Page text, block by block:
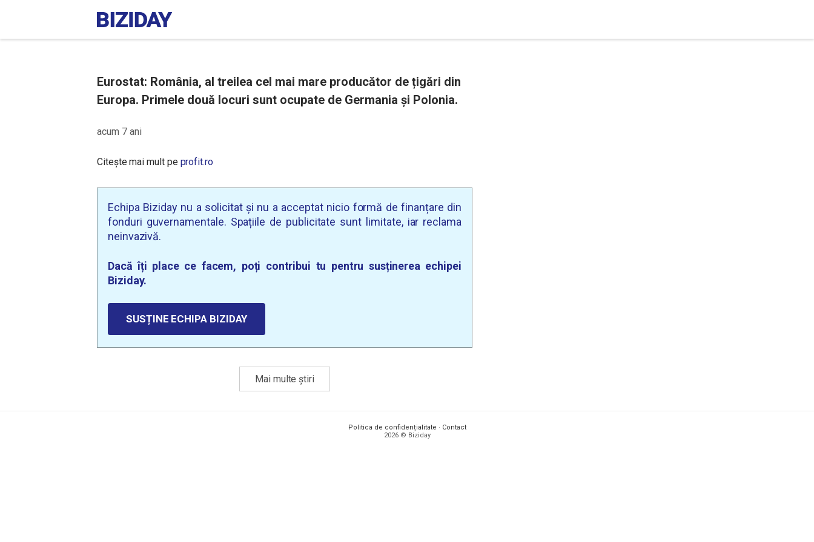
Eurostat: România, al treilea cel mai mare producător de țigări din
Europa. Primele două locuri sunt ocupate de Germania și Polonia.
acum 7 ani
Citește mai mult pe profit.ro
Echipa Biziday nu a solicitat și nu a acceptat nicio formă de finanțare din
fonduri guvernamentale. Spațiile de publicitate sunt limitate, iar reclama
neinvazivă.
Dacă îți place ce facem, poți contribui tu pentru susținerea echipei
Biziday.
SUSȚINE ECHIPA BIZIDAY
Mai multe știri
Politica de confidențialitate · Contact
2026 © Biziday